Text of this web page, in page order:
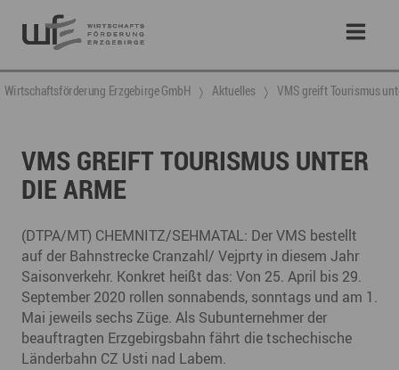
Wirtschaftsförderung Erzgebirge GmbH Aktuelles VMS greift Tourismus
VMS GREIFT TOURISMUS UNTER
DIE ARME
(DTPA/MT) CHEMNITZ/SEHMATAL: Der VMS bestellt
auf der Bahnstrecke Cranzahl/ Vejprty in diesem Jahr
Saisonverkehr. Konkret heißt das: Von 25. April bis 29.
September 2020 rollen sonnabends, sonntags und am 1.
Mai jeweils sechs Züge. Als Subunternehmer der
beauftragten Erzgebirgsbahn fährt die tschechische
Länderbahn CZ Usti nad Labem.